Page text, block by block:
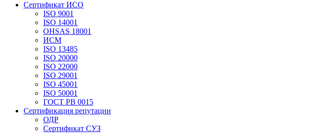
Сертификат ИСО
ISO 9001
ISO 14001
OHSAS 18001
ИСМ
ISO 13485
ISO 20000
ISO 22000
ISO 29001
ISO 45001
ISO 50001
ГОСТ РВ 0015
Сертификация репутации
ОДР
Сертификат СУЗ